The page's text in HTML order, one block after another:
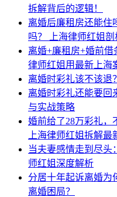
拆解背后的逻辑！
离婚后廉租房还能住
吗？
上海律师红姐
离婚+廉租房+婚前借
律师红姐用最新上海
离婚时彩礼该不该退
离婚时彩礼还能要回
与实战策略
婚前给了28万彩礼，
上海律师红姐拆解最
当夫妻感情走到尽头
师红姐深度解析
分居十年起诉离婚为
离婚困局？